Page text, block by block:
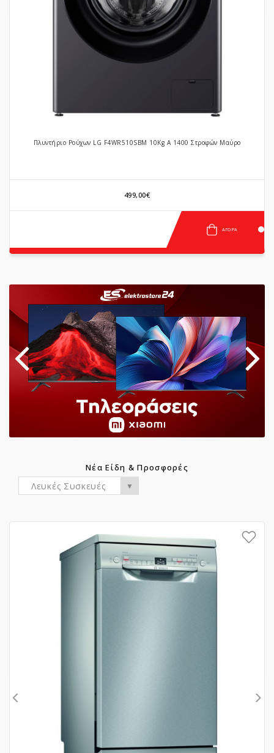
Πλυντήριο Ρούχων LG F4WR510SBM 10Kg A 1400 Στροφών Μαύρο
499,00€
ΑΓΟΡΆ
Νέα Είδη & Προσφορές
Λευκές Συσκευές ▼
Επιθυμητό